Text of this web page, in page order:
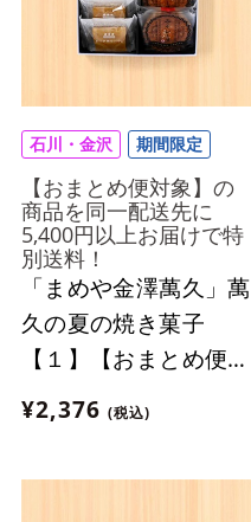
石川・金沢 期間限定
【おまとめ便対象】の
商品を同一配送先に
5,400円以上お届けで特
別送料！
「まめや金澤萬久」萬
久の夏の焼き菓子
【１】【おまとめ便対
象】
¥2,376 (税込)